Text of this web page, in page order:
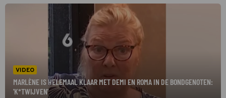
VIDEO
MARLÈNE IS HELEMAAL KLAAR MET DEMI EN ROMA IN DE BONDGENOTEN:
'K*TWIJVEN'